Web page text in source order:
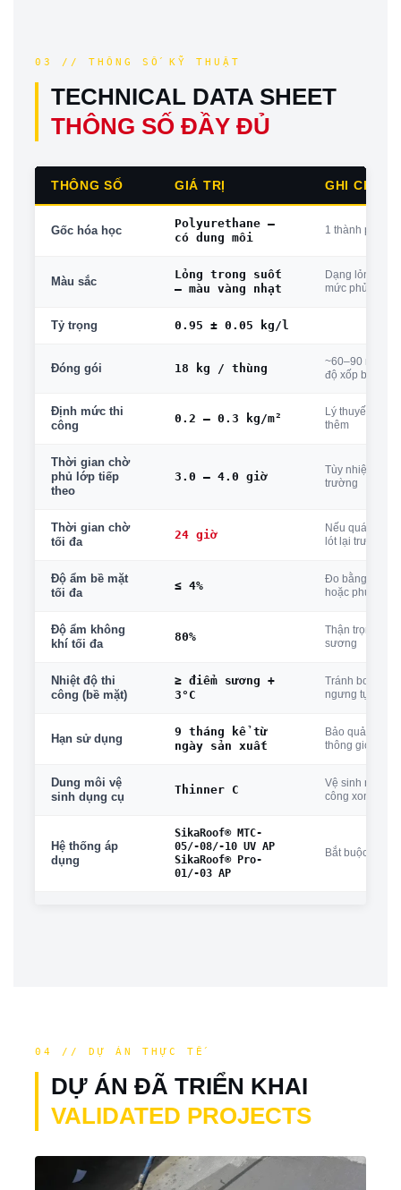
03 // THÔNG SỐ KỸ THUẬT
TECHNICAL DATA SHEET
THÔNG SỐ ĐẦY ĐỦ
THÔNG SỐ GIÁ TRỊ GHI CHÚ
Gốc hóa học
Polyurethane —
có dung môi
1 thành phần
Màu sắc
Lỏng trong suốt
— màu vàng nhạt
Dạng lỏng dễ
mức phủ
Tỷ trọng 0.95 ± 0.05 kg/l
Đóng gói 18 kg / thùng
~60–90 m² /
độ xốp bề mặt)
Định mức thi
công
0.2 – 0.3 kg/m²
Lý thuyết, bề
thêm
Thời gian chờ
phủ lớp tiếp
theo
3.0 – 4.0 giờ
Tùy nhiệt độ &
trường
Thời gian chờ
tối đa
24 giờ
Nếu quá 24h:
lót lại trước khi
Độ ẩm bề mặt
tối đa
≤ 4%
Đo bằng
hoặc phương
Độ ẩm không
khí tối đa
80%
Thận trọng với
sương
Nhiệt độ thi
công (bề mặt)
≥ điểm sương +
3°C
Tránh bong
ngưng tụ
Hạn sử dụng
9 tháng kể từ
ngày sản xuất
Bảo quản mát,
thông gió
Dung môi vệ
sinh dụng cụ
Thinner C
Vệ sinh ngay
công xong
Hệ thống áp
dụng
SikaRoof® MTC-
05/-08/-10 UV AP
SikaRoof® Pro-
01/-03 AP
Bắt buộc theo
04 // DỰ ÁN THỰC TẾ
DỰ ÁN ĐÃ TRIỂN KHAI
VALIDATED PROJECTS